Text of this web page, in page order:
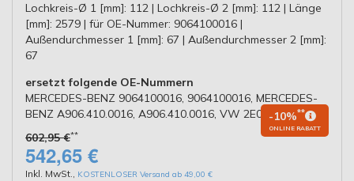
Lochkreis-Ø 1 [mm]: 112 | Lochkreis-Ø 2 [mm]: 112 | Länge
[mm]: 2579 | für OE-Nummer: 9064100016 |
Außendurchmesser 1 [mm]: 67 | Außendurchmesser 2 [mm]:
67
ersetzt folgende OE-Nummern
MERCEDES-BENZ 9064100016, 9064100016, MERCEDES-
BENZ A906.410.0016, A906.410.0016, VW 2E0521293
602,95 €**
-10%**
ONLINE RABATT
542,65 €
Inkl. MwSt., KOSTENLOSER Versand ab 49,00 €